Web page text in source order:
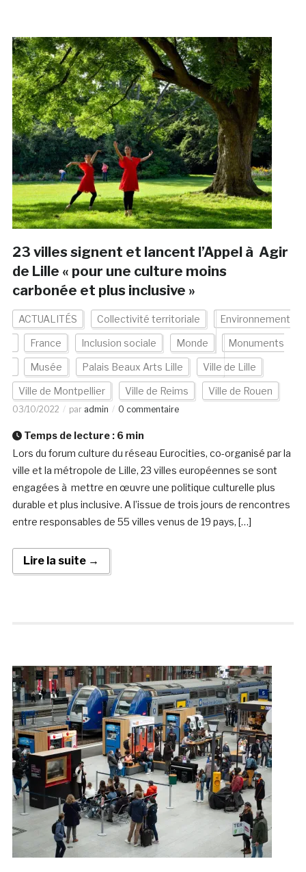
23 villes signent et lancent l’Appel à Agir
de Lille « pour une culture moins
carbonée et plus inclusive »
ACTUALITÉS Collectivité territoriale Environnement
France Inclusion sociale Monde Monuments
Musée Palais Beaux Arts Lille Ville de Lille
Ville de Montpellier Ville de Reims Ville de Rouen
03/10/2022 par admin 0 commentaire
Temps de lecture : 6 min
Lors du forum culture du réseau Eurocities, co-organisé par la
ville et la métropole de Lille, 23 villes européennes se sont
engagées à mettre en œuvre une politique culturelle plus
durable et plus inclusive. A l’issue de trois jours de rencontres
entre responsables de 55 villes venus de 19 pays, […]
Lire la suite →